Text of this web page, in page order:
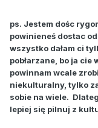
ps. Jestem dośc
powinieneś dostac
wszystko dałam ci
pobłarzane, bo ja cie
powinnam wcale
niekulturalny, tylko
sobie na wiele.
lepiej się pilnuj z